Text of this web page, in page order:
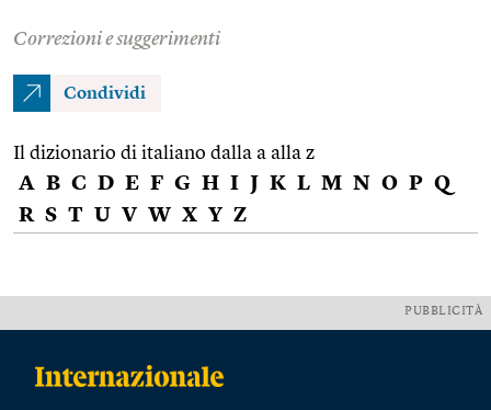
Correzioni e suggerimenti
Condividi
Il dizionario di italiano dalla a alla z
A B C D E F G H I J K L M N O P Q
R S T U V W X Y Z
PUBBLICITÀ